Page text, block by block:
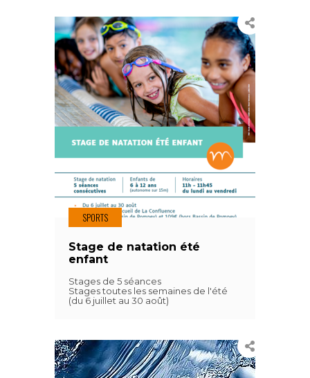
SPORTS
Stage de natation été
enfant
Stages de 5 séances
Stages toutes les semaines de l'été
(du 6 juillet au 30 août)